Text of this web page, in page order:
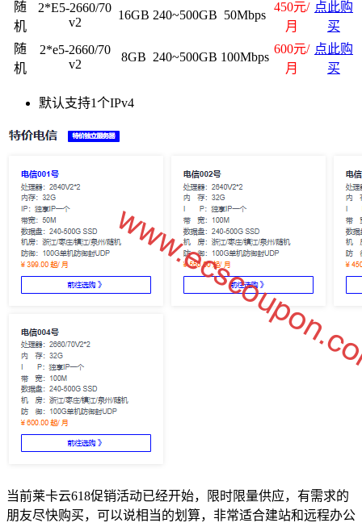
随
机
2*E5-2660/70
v2
16GB 240~500GB 50Mbps
450元/
月
点此购
买
随
机
2*e5-2660/70
v2
8GB 240~500GB 100Mbps
600元/
月
点此购
买
默认支持1个IPv4
当前莱卡云618促销活动已经开始，限时限量供应，有需求的
朋友尽快购买，可以说相当的划算，非常适合建站和远程办公